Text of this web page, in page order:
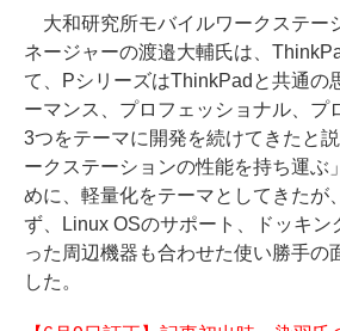
大和研究所モバイルワークステー
ネージャーの渡邉大輔氏は、
て、PシリーズはThinkPadと共通の
ーマンス、プロフェッショナル、プ
3つをテーマに開発を続けてきたと
ークステーションの性能を持ち運ぶ
めに、軽量化をテーマとしてきたが
ず、Linux OSのサポート、ドッキン
った周辺機器も合わせた使い勝手の
した。